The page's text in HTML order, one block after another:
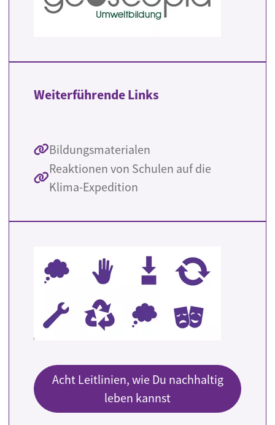
Weiterführende Links
Bildungsmaterialen
Reaktionen von Schulen auf die
Klima-Expedition
Acht Leitlinien, wie Du nachhaltig
leben kannst